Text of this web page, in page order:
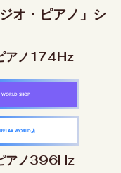
オ・ピアノ」シ
アノ174Hz
WORLD SHOP
WORLD店
アノ396Hz